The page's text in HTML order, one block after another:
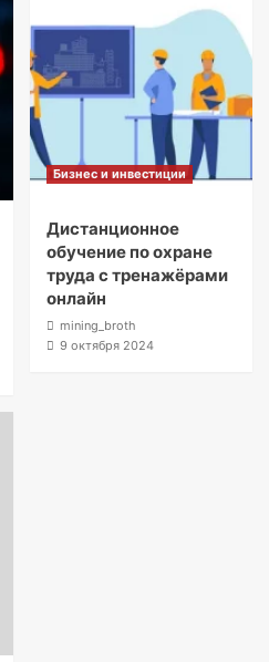
Бизнес и инвестиции
Дистанционное
обучение по охране
труда с тренажёрами
онлайн
mining_broth
9 октября 2024